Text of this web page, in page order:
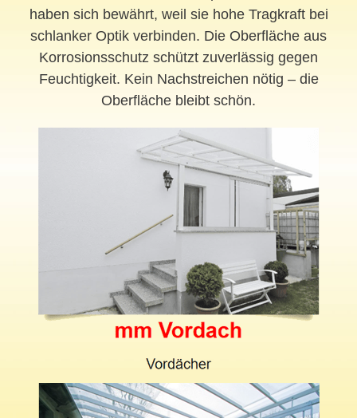
haben sich bewährt, weil sie hohe Tragkraft bei
schlanker Optik verbinden. Die Oberfläche aus
Korrosionsschutz schützt zuverlässig gegen
Feuchtigkeit. Kein Nachstreichen nötig – die
Oberfläche bleibt schön.